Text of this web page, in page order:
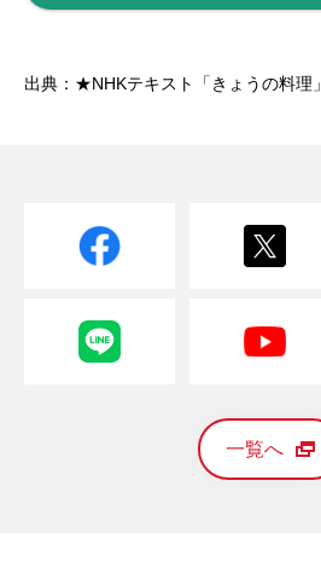
出典：★NHKテキスト「きょうの料理」
一覧へ